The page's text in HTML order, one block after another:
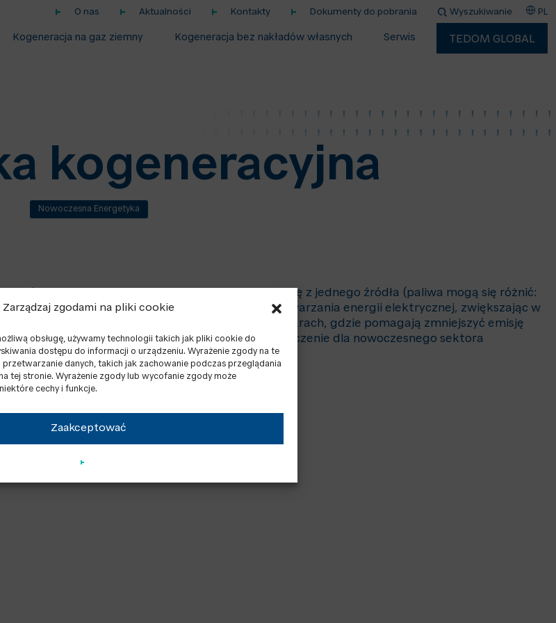
Zarządzaj zgodami na pliki cookie
obsługę, używamy technologii takich jak pliki cookie do
dostępu do informacji o urządzeniu. Wyrażenie zgody na te
danych, takich jak zachowanie podczas przeglądania
tej stronie. Wyrażenie zgody lub wycofanie zgody może
cechy i funkcje.
Zaakceptować
O nas Aktualności Kontakty Dokumenty do pobrania Wyszukiwanie PL
Kogeneracja na gaz ziemny Kogeneracja bez nakładów własnych Serwis TEDOM GLOBAL
kogeneracyjna
Nowoczesna Energetyka
wytwarza energię elektryczną i ciepłą wodę z jednego źródła (paliwa mogą się różnić:
się ciepło odpadowe powstające podczas wytwarzania energii elektrycznej, zwiększając w
znajdują zastosowanie w wielu obszarach, gdzie pomagają zmniejszyć emisję
jednostki kogeneracyjne mają kluczowe znaczenie dla nowoczesnego sektora
źródłami energii.